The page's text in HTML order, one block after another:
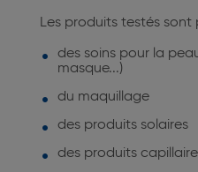
Les produits testés sont
des soins pour la
masque...)
du maquillage
des produits solaires
des produits